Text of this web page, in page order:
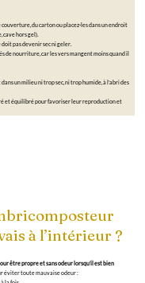
couverture, du carton ou placez-les dans un endroit
cave hors gel).
pas devenir sec ni geler.
de nourriture, car les vers mangent moins quand il
un milieu ni trop sec, ni trop humide, à l’abri des
et équilibré pour favoriser leur reproduction et
à l’intérieur ?
être propre et sans odeur lorsqu’il est bien
éviter toute mauvaise odeur :